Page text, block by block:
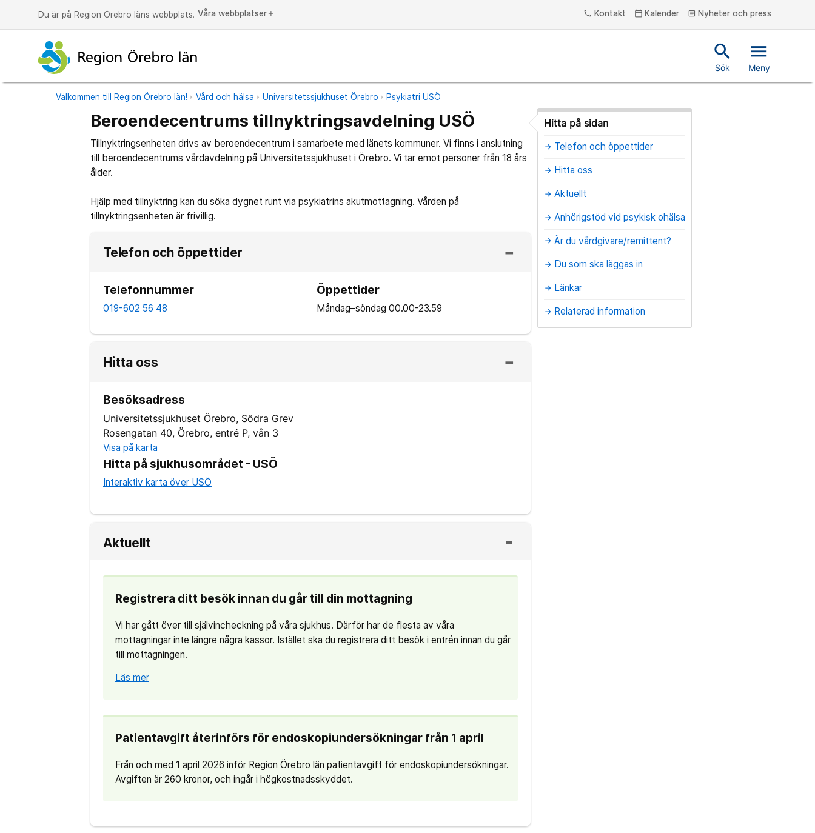
Du är på Region Örebro läns webbplats. Våra webbplatser add phone Kontakt calendar_today Kalender article Nyheter och press
search
Sök
menu
Meny
Välkommen till Region Örebro län! Vård och hälsa Universitetssjukhuset Örebro Psykiatri USÖ
Beroendecentrums tillnyktringsavdelning USÖ
Tillnyktringsenheten drivs av beroendecentrum i samarbete med länets kommuner. Vi finns i anslutning
till beroendecentrums vårdavdelning på Universitetssjukhuset i Örebro. Vi tar emot personer från 18 års
ålder.
Hjälp med tillnyktring kan du söka dygnet runt via psykiatrins akutmottagning. Vården på
tillnyktringsenheten är frivillig.
Telefon och öppettider
Telefonnummer
019-602 56 48
Öppettider
Måndag–söndag 00.00-23.59
Hitta oss
Besöksadress
Universitetssjukhuset Örebro, Södra Grev
Rosengatan 40, Örebro, entré P, vån 3
Visa på karta
Hitta på sjukhusområdet - USÖ
Interaktiv karta över USÖ
Aktuellt
Registrera ditt besök innan du går till din mottagning
Vi har gått över till självincheckning på våra sjukhus. Därför har de flesta av våra
mottagningar inte längre några kassor. Istället ska du registrera ditt besök i entrén innan du går
till mottagningen.
Läs mer
Patientavgift återinförs för endoskopiundersökningar från 1 april
Från och med 1 april 2026 inför Region Örebro län patientavgift för endoskopiundersökningar.
Avgiften är 260 kronor, och ingår i högkostnadsskyddet.
Hitta på sidan
arrow_forward Telefon och öppettider
arrow_forward Hitta oss
arrow_forward Aktuellt
arrow_forward Anhörigstöd vid psykisk ohälsa
arrow_forward Är du vårdgivare/remittent?
arrow_forward Du som ska läggas in
arrow_forward Länkar
arrow_forward Relaterad information